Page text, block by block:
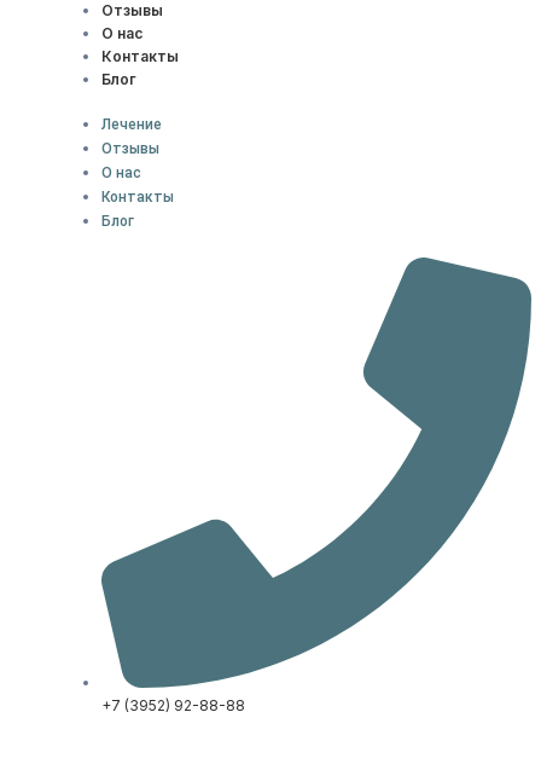
Отзывы
О нас
Контакты
Блог
Лечение
Отзывы
О нас
Контакты
Блог
+7 (3952) 92-88-88